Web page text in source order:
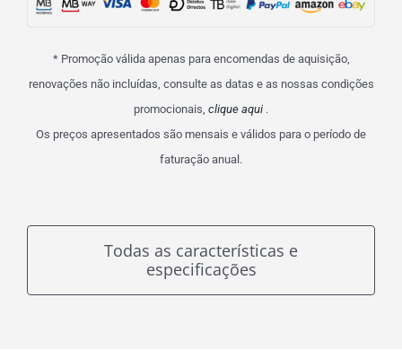
* Promoção válida apenas para encomendas de aquisição,
renovações não incluídas, consulte as datas e as nossas condições
promocionais, clique aqui .
Os preços apresentados são mensais e válidos para o período de
faturação anual.
Todas as características e
especificações